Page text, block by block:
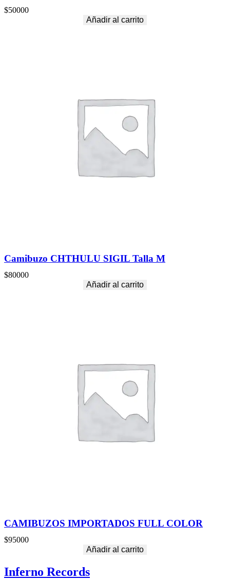
$50000
Añadir al carrito
Camibuzo CHTHULU SIGIL Talla M
$80000
Añadir al carrito
CAMIBUZOS IMPORTADOS FULL COLOR
$95000
Añadir al carrito
Inferno Records